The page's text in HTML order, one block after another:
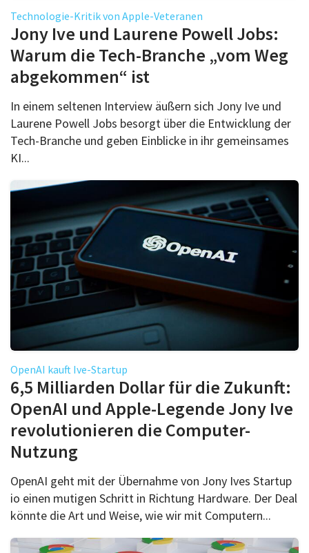
Technologie-Kritik von Apple-Veteranen
Jony Ive und Laurene Powell Jobs:
Warum die Tech-Branche „vom Weg
abgekommen“ ist
In einem seltenen Interview äußern sich Jony Ive und
Laurene Powell Jobs besorgt über die Entwicklung der
Tech-Branche und geben Einblicke in ihr gemeinsames
KI...
OpenAI kauft Ive-Startup
6,5 Milliarden Dollar für die Zukunft:
OpenAI und Apple-Legende Jony Ive
revolutionieren die Computer-
Nutzung
OpenAI geht mit der Übernahme von Jony Ives Startup
io einen mutigen Schritt in Richtung Hardware. Der Deal
könnte die Art und Weise, wie wir mit Computern...